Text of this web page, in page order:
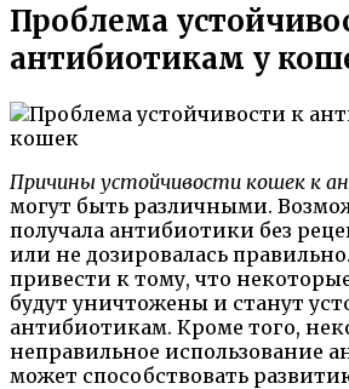
Проблема
антибиотикам у
Причины устойчивости кошек к
могут быть различными.
получала антибиотики без
или не дозировалась
привести к тому, что
будут уничтожены и станут
антибиотикам. Кроме того,
неправильное использование
может способствовать